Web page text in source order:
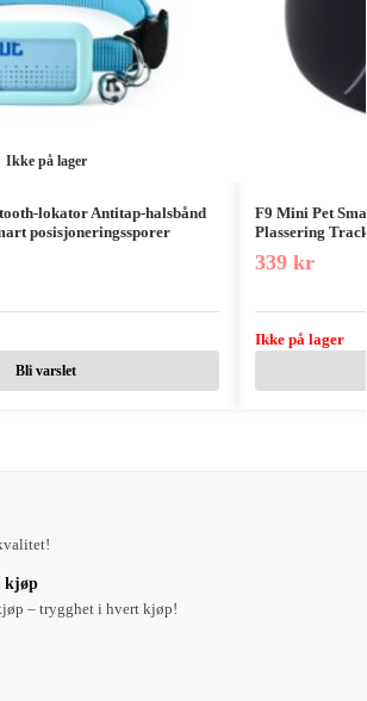
Ikke på lager
lokator Antitap-halsbånd
posisjoneringssporer
Bli varslet
F9 Mini Pet
Plassering
339 kr
Ikke på lager
kjøp
– trygghet i hvert kjøp!